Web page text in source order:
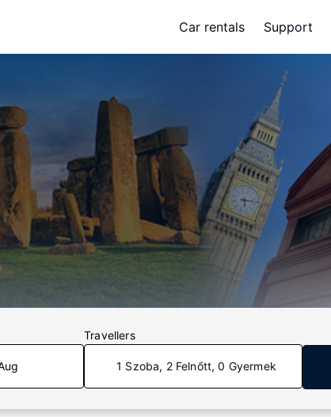
Car rentals Support
Travellers
1 Szoba, 2 Felnőtt, 0 Gyermek